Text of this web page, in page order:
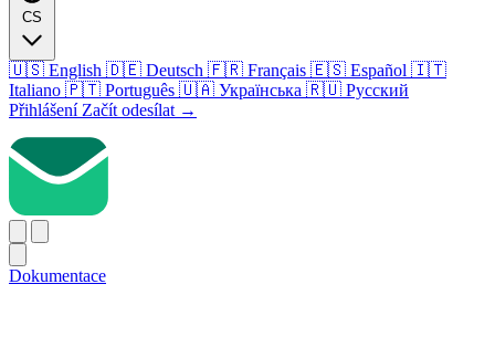
CS
🇺🇸 English 🇩🇪 Deutsch 🇫🇷 Français 🇪🇸 Español 🇮🇹
Italiano 🇵🇹 Português 🇺🇦 Українська 🇷🇺 Русский
Přihlášení Začít odesílat →
Dokumentace